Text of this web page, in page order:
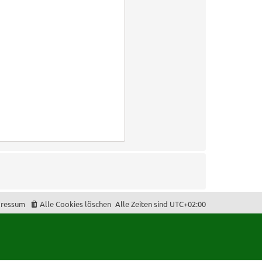
Alle Zeiten sind UTC+02:00
Alle Cookies löschen